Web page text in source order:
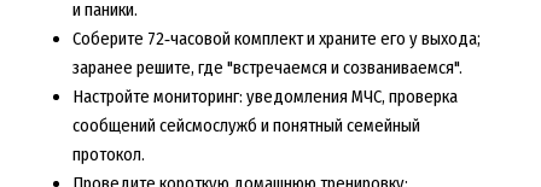
и паники.
Соберите 72‑часовой комплект и храните его у выхода;
заранее решите, где "встречаемся и созваниваемся".
Настройте мониторинг: уведомления МЧС, проверка
сообщений сейсмослужб и понятный семейный
протокол.